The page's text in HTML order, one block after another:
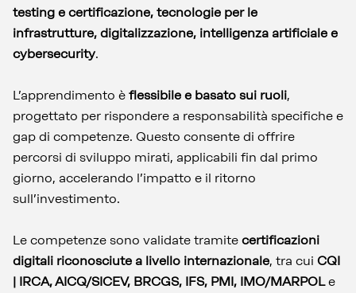
testing e certificazione, tecnologie per le
infrastrutture, digitalizzazione, intelligenza artificiale e
cybersecurity.
L’apprendimento è flessibile e basato sui ruoli,
progettato per rispondere a responsabilità specifiche e
gap di competenze. Questo consente di offrire
percorsi di sviluppo mirati, applicabili fin dal primo
giorno, accelerando l’impatto e il ritorno
sull’investimento.
Le competenze sono validate tramite certificazioni
digitali riconosciute a livello internazionale, tra cui CQI
| IRCA, AICQ/SICEV, BRCGS, IFS, PMI, IMO/MARPOLe